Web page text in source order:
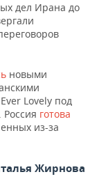
дел Ирана до
новыми
Lovely под
готова
из-за
Жирнова